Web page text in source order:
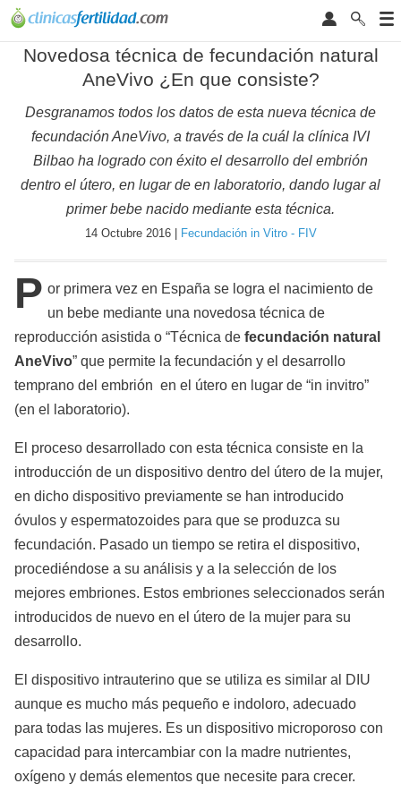
Novedosa técnica de fecundación natural
AneVivo ¿En que consiste?
Desgranamos todos los datos de esta nueva técnica de
fecundación AneVivo, a través de la cuál la clínica IVI
Bilbao ha logrado con éxito el desarrollo del embrión
dentro el útero, en lugar de en laboratorio, dando lugar al
primer bebe nacido mediante esta técnica.
14 Octubre 2016 | Fecundación in Vitro - FIV
P or primera vez en España se logra el nacimiento de
un bebe mediante una novedosa técnica de
reproducción asistida o “Técnica de fecundación natural
AneVivo” que permite la fecundación y el desarrollo
temprano del embrión en el útero en lugar de “in invitro”
(en el laboratorio).
El proceso desarrollado con esta técnica consiste en la
introducción de un dispositivo dentro del útero de la mujer,
en dicho dispositivo previamente se han introducido
óvulos y espermatozoides para que se produzca su
fecundación. Pasado un tiempo se retira el dispositivo,
procediéndose a su análisis y a la selección de los
mejores embriones. Estos embriones seleccionados serán
introducidos de nuevo en el útero de la mujer para su
desarrollo.
El dispositivo intrauterino que se utiliza es similar al DIU
aunque es mucho más pequeño e indoloro, adecuado
para todas las mujeres. Es un dispositivo microporoso con
capacidad para intercambiar con la madre nutrientes,
oxígeno y demás elementos que necesite para crecer.